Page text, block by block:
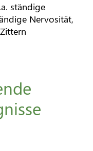
ständige
Nervosität,